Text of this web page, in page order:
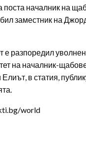
поста началник на
заместник на
е разпоредил
на началник-
в статия,
world